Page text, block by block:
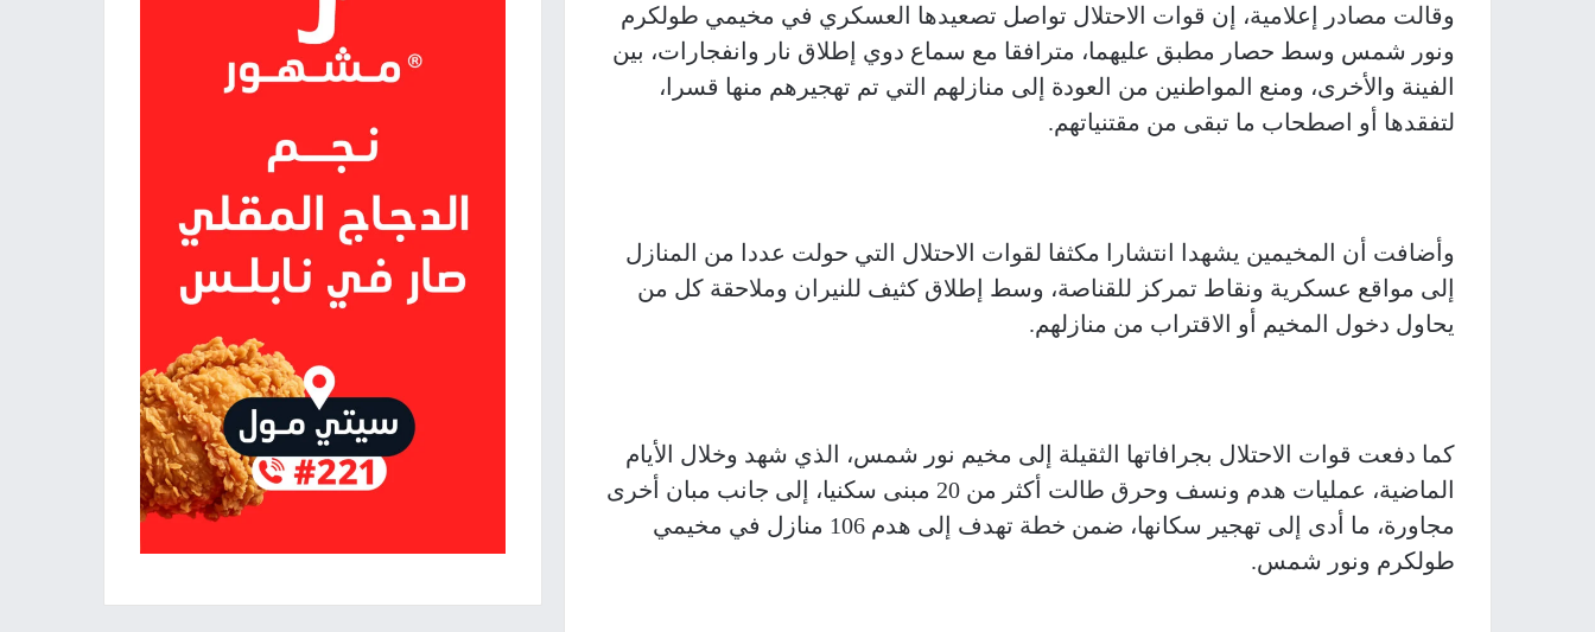
وقالت مصادر إعلامية، إن قوات الاحتلال تواصل تصعيدها العسكري في مخيمي طولكرم
ونور شمس وسط حصار مطبق عليهما، مترافقا مع سماع دوي إطلاق نار وانفجارات، بين
الفينة والأخرى، ومنع المواطنين من العودة إلى منازلهم التي تم تهجيرهم منها قسرا،
لتفقدها أو اصطحاب ما تبقى من مقتنياتهم.
وأضافت أن المخيمين يشهدا انتشارا مكثفا لقوات الاحتلال التي حولت عددا من المنازل
إلى مواقع عسكرية ونقاط تمركز للقناصة، وسط إطلاق كثيف للنيران وملاحقة كل من
يحاول دخول المخيم أو الاقتراب من منازلهم.
كما دفعت قوات الاحتلال بجرافاتها الثقيلة إلى مخيم نور شمس، الذي شهد وخلال الأيام
الماضية، عمليات هدم ونسف وحرق طالت أكثر من 20 مبنى سكنيا، إلى جانب مبان أخرى
مجاورة، ما أدى إلى تهجير سكانها، ضمن خطة تهدف إلى هدم 106 منازل في مخيمي
طولكرم ونور شمس.